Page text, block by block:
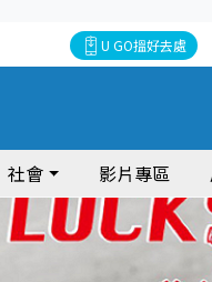
U GO搵好去處
社會 影片專區